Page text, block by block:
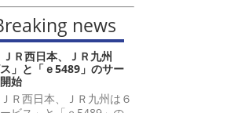
news
Ｒ西日本、ＪＲ九州
ス」と「ｅ5489」のサー
始
Ｒ西日本、ＪＲ九州は６